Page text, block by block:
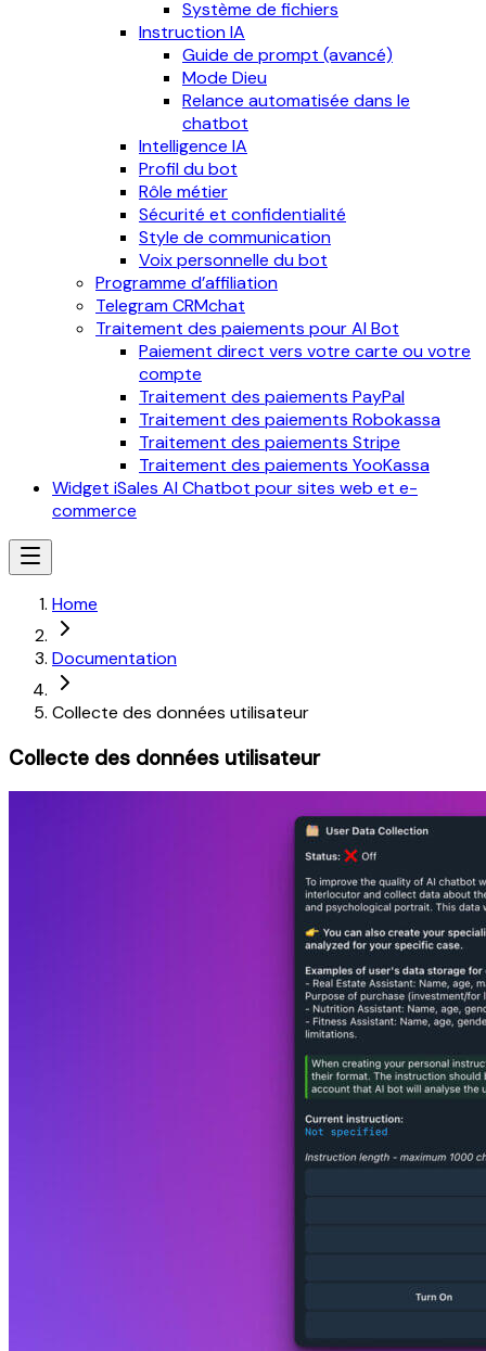
Système de fichiers
Instruction IA
Guide de prompt (avancé)
Mode Dieu
Relance automatisée dans le
chatbot
Intelligence IA
Profil du bot
Rôle métier
Sécurité et confidentialité
Style de communication
Voix personnelle du bot
Programme d’affiliation
Telegram CRMchat
Traitement des paiements pour AI Bot
Paiement direct vers votre carte ou votre
compte
Traitement des paiements PayPal
Traitement des paiements Robokassa
Traitement des paiements Stripe
Traitement des paiements YooKassa
Widget iSales AI Chatbot pour sites web et e-
commerce
Home
Documentation
Collecte des données utilisateur
Collecte des données utilisateur